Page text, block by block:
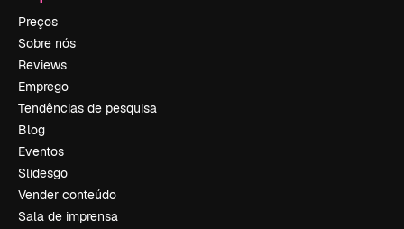
Preços
Sobre nós
Reviews
Emprego
Tendências de pesquisa
Blog
Eventos
Slidesgo
Vender conteúdo
Sala de imprensa